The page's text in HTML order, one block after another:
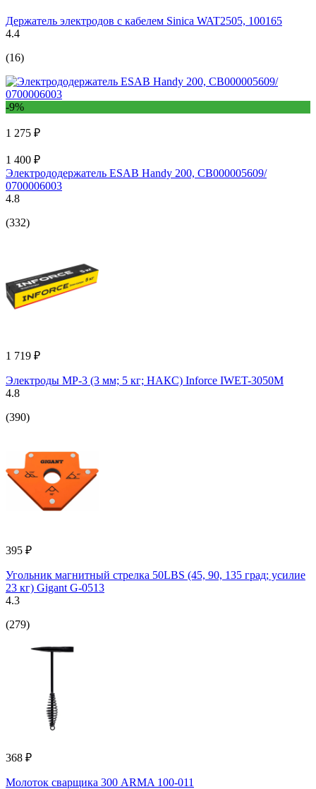
Держатель электродов с кабелем Sinica WAT2505, 100165
4.4
(16)
-9%
1 275 ₽
1 400 ₽
Электрододержатель ESAB Handy 200, СВ000005609/
0700006003
4.8
(332)
1 719 ₽
Электроды МР-3 (3 мм; 5 кг; НАКС) Inforce IWET-3050M
4.8
(390)
395 ₽
Угольник магнитный стрелка 50LBS (45, 90, 135 град; усилие
23 кг) Gigant G-0513
4.3
(279)
368 ₽
Молоток сварщика 300 ARMA 100-011